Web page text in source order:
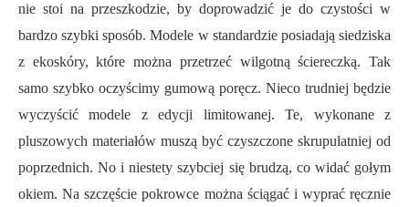
nie stoi na przeszkodzie, by doprowadzić je do czystości w
bardzo szybki sposób. Modele w standardzie posiadają siedziska
z ekoskóry, które można przetrzeć wilgotną ściereczką. Tak
samo szybko oczyścimy gumową poręcz. Nieco trudniej będzie
wyczyścić modele z edycji limitowanej. Te, wykonane z
pluszowych materiałów muszą być czyszczone skrupulatniej od
poprzednich. No i niestety szybciej się brudzą, co widać gołym
okiem. Na szczęście pokrowce można ściągać i wyprać ręcznie